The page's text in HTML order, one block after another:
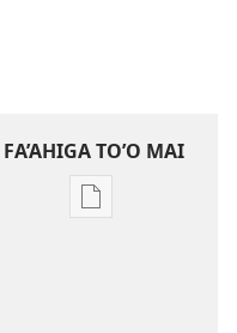
FA’AHIGA TO’O MAI
Publication